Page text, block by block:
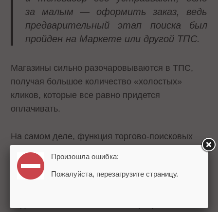
за малым — оформить заказ, ведь
предварительный этап поиска был
пройден на Маркете или другой ТПС.
Магазины сильно разочаровываются в ТПС,
получая большое количество «холостых»
кликов, которые все равно придется
оплачивать.
На самом деле, функция торгово-поисковых
не столько продавать, сколько привлекать
внимание на разных этапахмаркетинговой
Произошла ошибка:
Пожалуйста, перезагрузите страницу.